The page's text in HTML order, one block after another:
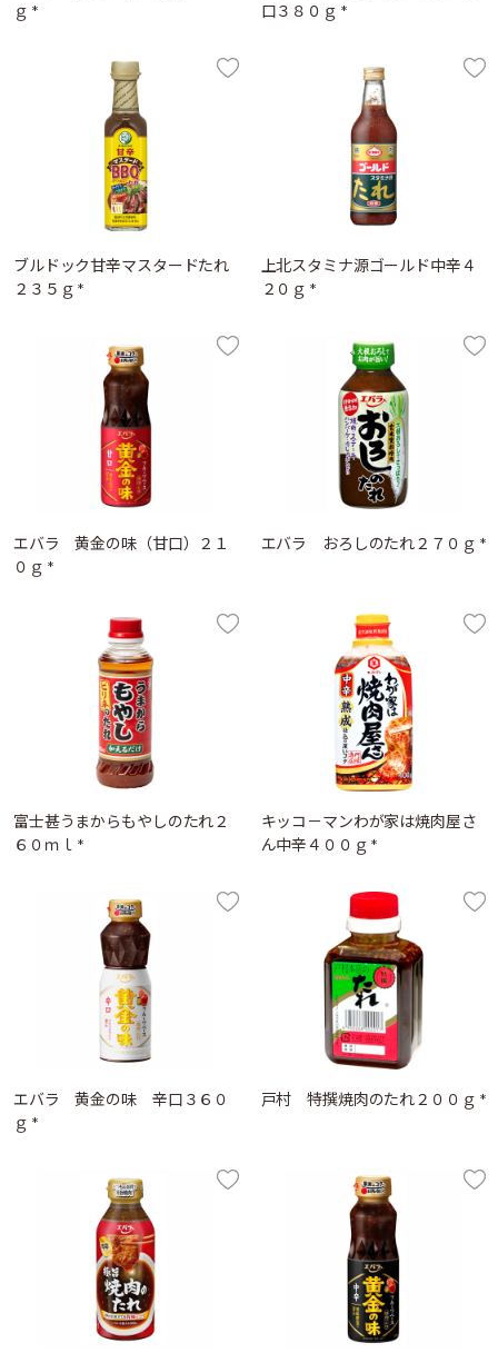
ｇ *
口３８０ｇ *
ブルドック甘辛マスタードたれ
２３５ｇ *
上北スタミナ源ゴールド中辛４
２０ｇ *
エバラ 黄金の味（甘口）２１
０ｇ *
エバラ おろしのたれ２７０ｇ *
富士甚うまからもやしのたれ２
６０ｍｌ *
キッコ－マンわが家は焼肉屋さ
ん中辛４００ｇ *
エバラ 黄金の味 辛口３６０
ｇ *
戸村 特撰焼肉のたれ２００ｇ *